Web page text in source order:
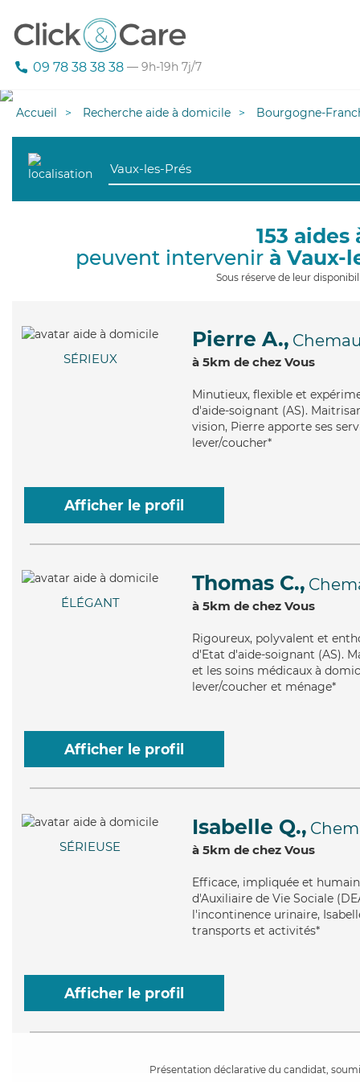
09 78 38 38 38 — 9h-19h 7j/7
Accueil Recherche aide à domicile Bourgogne-
153
peuvent intervenir à Vaux-
Sous réserve de leur
SÉRIEUX
Pierre A.,
à 5km de chez Vous
Minutieux, flexible et
d'aide-soignant (AS).
vision, Pierre apporte ses
lever/coucher*
Afficher le profil
ÉLÉGANT
Thomas C.,
à 5km de chez Vous
Rigoureux, polyvalent et
d'Etat d'aide-soignant (AS).
et les soins médicaux à
lever/coucher et ménage*
Afficher le profil
SÉRIEUSE
Isabelle Q.,
à 5km de chez Vous
Efficace, impliquée et
d'Auxiliaire de Vie Sociale
l'incontinence urinaire,
transports et activités*
Afficher le profil
Présentation déclarative du candidat,